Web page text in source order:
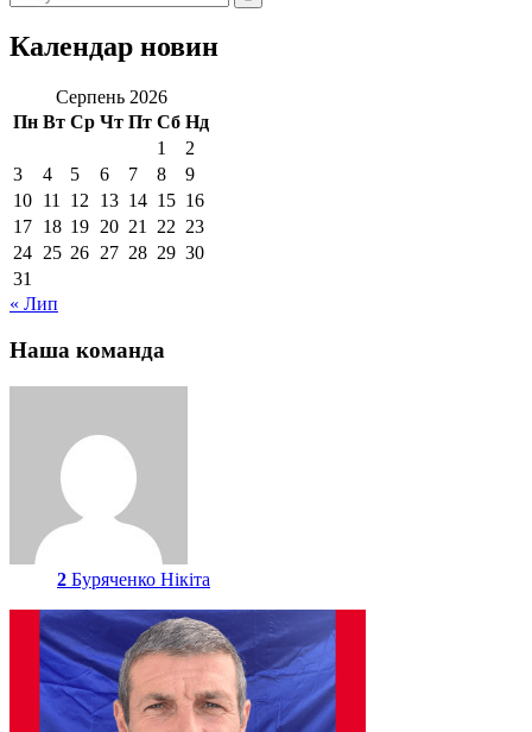
Календар новин
Серпень 2026
Пн Вт Ср Чт Пт Сб Нд
1
2
3
4 5 6 7 8
9
10 11 12 13 14 15 16
17 18 19 20 21 22 23
24 25 26 27 28 29 30
31
« Лип
Наша команда
2 Буряченко Нікіта